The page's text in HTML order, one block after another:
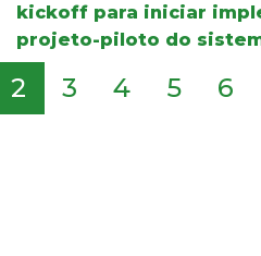
kickoff para iniciar
projeto-piloto do
2 3 4 5 6